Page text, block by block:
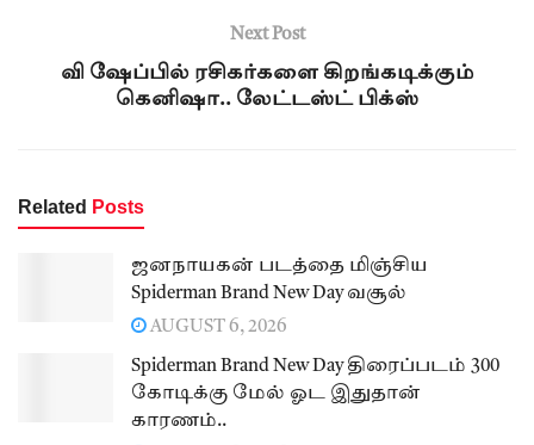
Next Post
வி ஷேப்பில் ரசிகர்களை கிறங்கடிக்கும்
கெனிஷா.. லேட்டஸ்ட் பிக்ஸ்
Related Posts
ஜனநாயகன் படத்தை மிஞ்சிய
Spiderman Brand New Day வசூல்
AUGUST 6, 2026
Spiderman Brand New Day திரைப்படம் 300
கோடிக்கு மேல் ஓட இதுதான்
காரணம்..